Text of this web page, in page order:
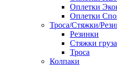
Оплетки
Оплетки
Троса/Стяжки/
Резинки
Стяжки груза
Троса
Колпаки